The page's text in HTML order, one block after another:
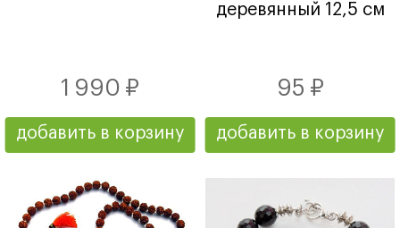
1 990 ₽
добавить в корзину
деревянный 12,5 см
95 ₽
добавить в корзину